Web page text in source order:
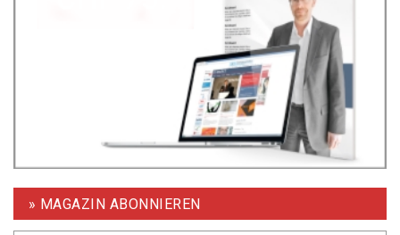
» MAGAZIN ABONNIEREN